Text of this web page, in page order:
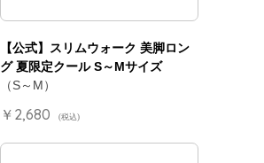
【公式】スリムウォーク 美脚ロン
グ 夏限定クール S～Mサイズ
（S～M）
￥2,680 (税込)